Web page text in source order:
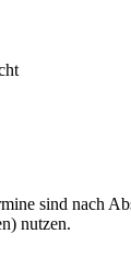
sind nach
nutzen.